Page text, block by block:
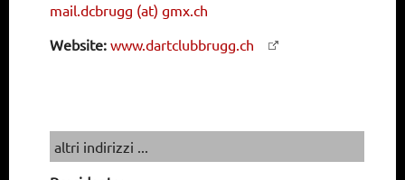
mail.dcbrugg (at) gmx.ch
Website: www.dartclubbrugg.ch
altri indirizzi ...